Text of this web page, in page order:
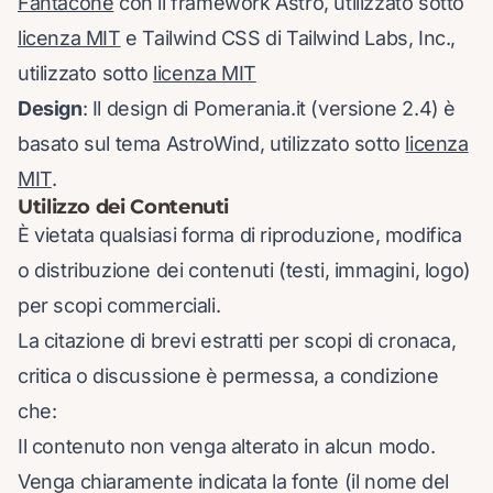
licenza MIT e Tailwind CSS di Tailwind Labs, Inc.,
utilizzato sotto licenza MIT
Design: Il design di Pomerania.it (versione 2.4) è
basato sul tema AstroWind, utilizzato sotto licenza
MIT.
Utilizzo dei Contenuti
È vietata qualsiasi forma di riproduzione, modifica
o distribuzione dei contenuti (testi, immagini, logo)
per scopi commerciali.
La citazione di brevi estratti per scopi di cronaca,
critica o discussione è permessa, a condizione
che:
Il contenuto non venga alterato in alcun modo.
Venga chiaramente indicata la fonte (il nome del